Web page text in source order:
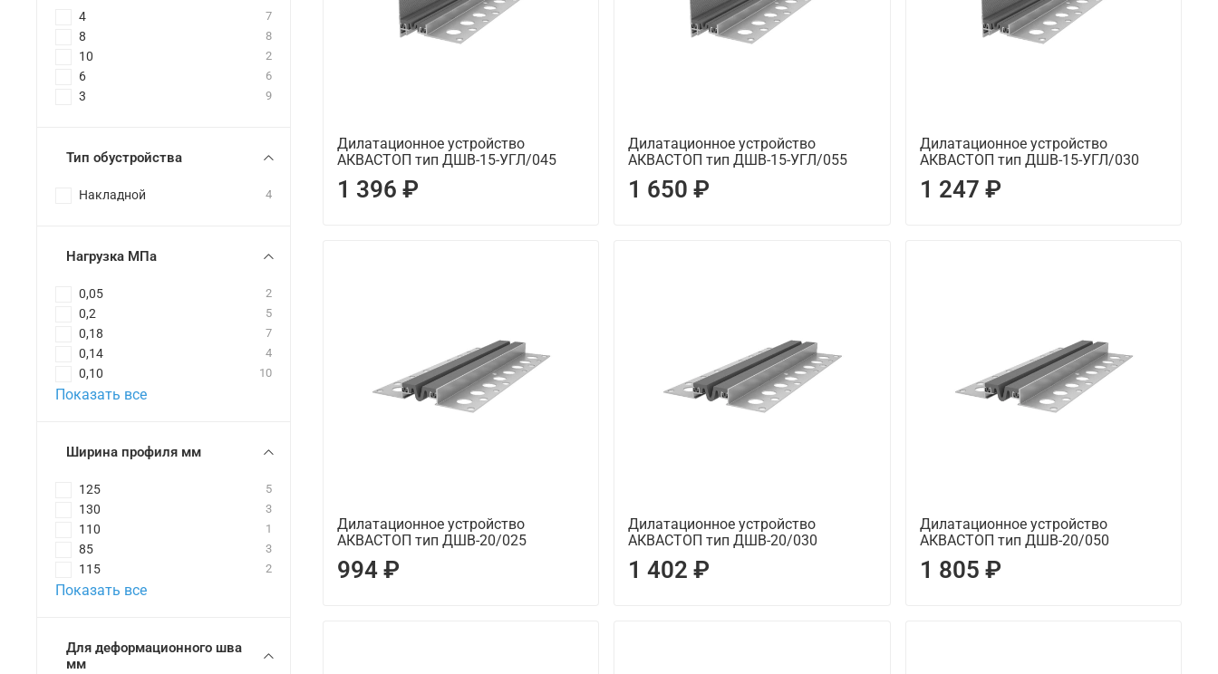
Дилатационное устройство
АКВАСТОП тип ДШВ-15-УГЛ/045
1 396 ₽
Дилатационное устройство
АКВАСТОП тип ДШВ-15-УГЛ/055
1 650 ₽
Дилатационное устройство
АКВАСТОП тип ДШВ-15-УГЛ/030
1 247 ₽
Дилатационное устройство
АКВАСТОП тип ДШВ-20/025
994 ₽
Дилатационное устройство
АКВАСТОП тип ДШВ-20/030
1 402 ₽
Дилатационное устройство
АКВАСТОП тип ДШВ-20/050
1 805 ₽
4 7
8 8
10 2
6 6
3 9
Тип обустройства
Накладной 4
Нагрузка МПа
0,05 2
0,2 5
0,18 7
0,14 4
0,10 10
Показать все
Ширина профиля мм
125 5
130 3
110 1
85 3
115 2
Показать все
Для деформационного шва
мм